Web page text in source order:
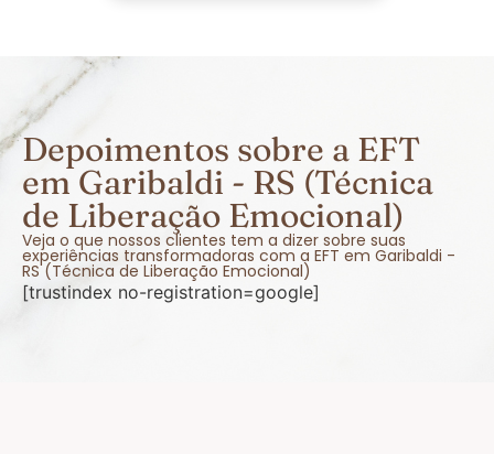
Depoimentos sobre a EFT
em Garibaldi - RS (Técnica
de Liberação Emocional)
Veja o que nossos clientes tem a dizer sobre suas
experiências transformadoras com a EFT em Garibaldi -
RS (Técnica de Liberação Emocional)
[trustindex no-registration=google]